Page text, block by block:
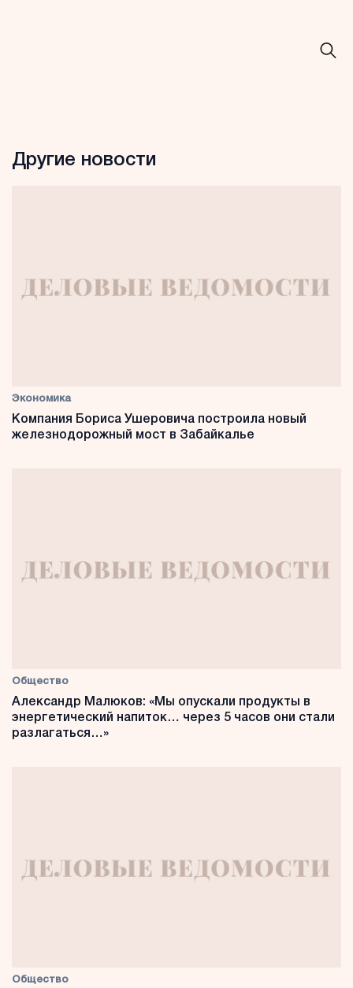
Другие новости
Экономика
Компания Бориса Ушеровича построила новый
железнодорожный мост в Забайкалье
Общество
Александр Малюков: «Мы опускали продукты в
энергетический напиток… через 5 часов они стали
разлагаться…»
Общество